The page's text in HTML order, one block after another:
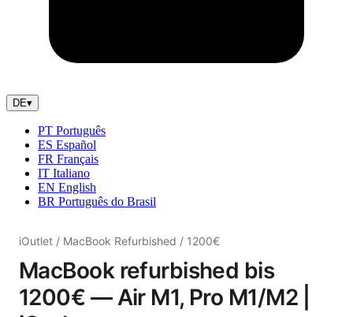
DE▾
PT Português
ES Español
FR Français
IT Italiano
EN English
BR Português do Brasil
iOutlet / MacBook Refurbished / 1200€
MacBook refurbished bis
1200€ — Air M1, Pro M1/M2 |